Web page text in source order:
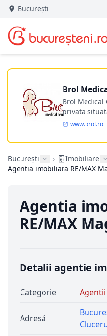
București
Brol
Brol Medical
privata
Timisoara
Incepand
ultramodern.
www.brol.ro
București › Imobiliare
Agentia imobiliara RE/MAX
Agentia
RE/MAX
Detalii agentie
Categorie
Adresă